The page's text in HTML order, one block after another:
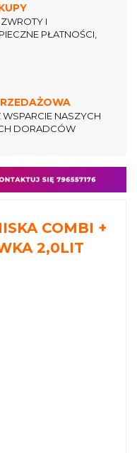
I
PŁATNOŚCI,
NASZYCH
DORADCÓW
COMBI +
2,0LIT